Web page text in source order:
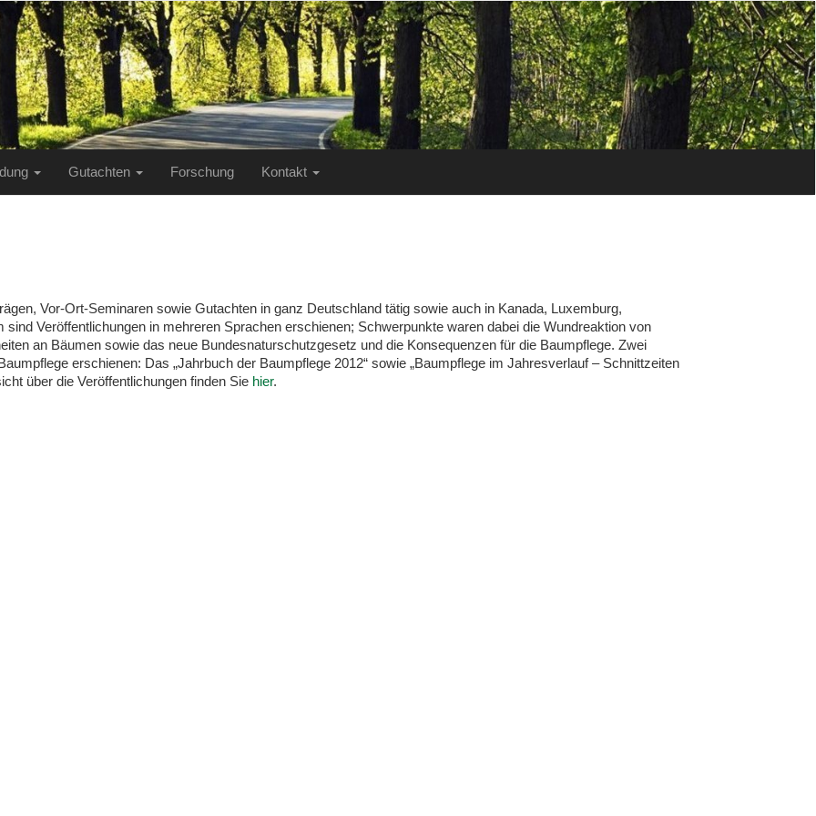
Gutachten Forschung Kontakt
Vor-Ort-Seminaren sowie Gutachten in ganz Deutschland tätig sowie auch in Kanada, Luxemburg,
Veröffentlichungen in mehreren Sprachen erschienen; Schwerpunkte waren dabei die Wundreaktion von
an Bäumen sowie das neue Bundesnaturschutzgesetz und die Konsequenzen für die Baumpflege. Zwei
erschienen: Das „Jahrbuch der Baumpflege 2012“ sowie „Baumpflege im Jahresverlauf – Schnittzeiten
über die Veröffentlichungen finden Sie hier.